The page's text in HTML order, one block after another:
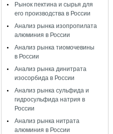
Рынок пектина и сырья для
его производства в России
Анализ рынка изопропилата
алюминия в России
Анализ рынка тиомочевины
в России
Анализ рынка динитрата
изосорбида в России
Анализ рынка сульфида и
гидросульфида натрия в
России
Анализ рынка нитрата
алюминия в России